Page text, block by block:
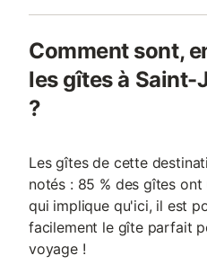
Comment sont,
les gîtes à
?
Les gîtes de cette
notés : 85 % des gîtes
qui implique qu'ici, il est
facilement le gîte parfait
voyage !